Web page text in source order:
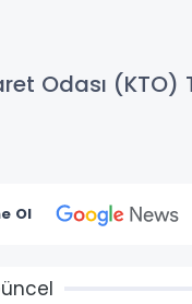
Odası (KTO)
Ol